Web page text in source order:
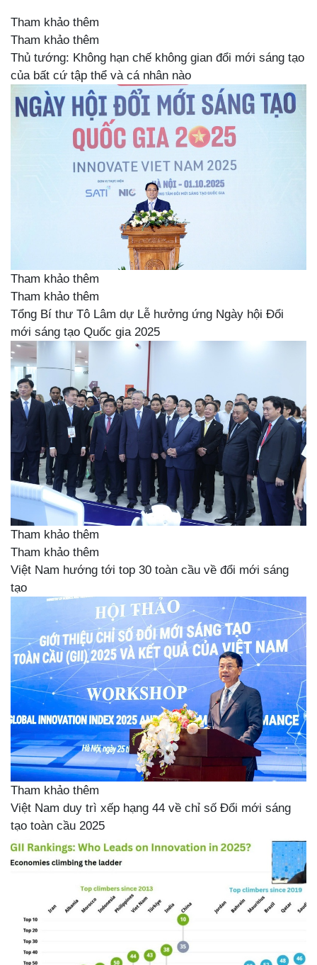
Tham khảo thêm
Tham khảo thêm
Thủ tướng: Không hạn chế không gian đổi mới sáng tạo
của bất cứ tập thể và cá nhân nào
Tham khảo thêm
Tham khảo thêm
Tổng Bí thư Tô Lâm dự Lễ hưởng ứng Ngày hội Đổi
mới sáng tạo Quốc gia 2025
Tham khảo thêm
Tham khảo thêm
Việt Nam hướng tới top 30 toàn cầu về đổi mới sáng
tạo
Tham khảo thêm
Việt Nam duy trì xếp hạng 44 về chỉ số Đổi mới sáng
tạo toàn cầu 2025